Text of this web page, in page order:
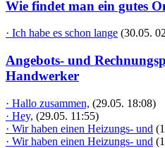
Wie findet man ein gutes
· Ich habe es schon lange (30.05.
Angebots- und
Handwerker
· Hallo zusammen, (29.05. 18:08)
· Hey, (29.05. 11:55)
· Wir haben einen Heizungs- und
· Wir haben einen Heizungs- und